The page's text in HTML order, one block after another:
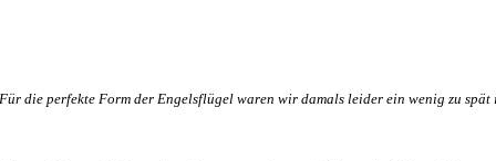
Für die perfekte Form der Engelsflügel waren wir damals leider ein wenig zu spät